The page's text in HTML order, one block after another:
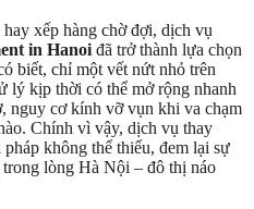
xếp hàng chờ đợi, dịch vụ
in Hanoi đã trở thành lựa chọn
biết, chỉ một vết nứt nhỏ trên
lý kịp thời có thể mở rộng nhanh
nguy cơ kính vỡ vụn khi va chạm
Chính vì vậy, dịch vụ thay
không thể thiếu, đem lại sự
lòng Hà Nội – đô thị náo